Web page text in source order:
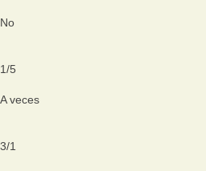
No
1/5
A veces
3/1